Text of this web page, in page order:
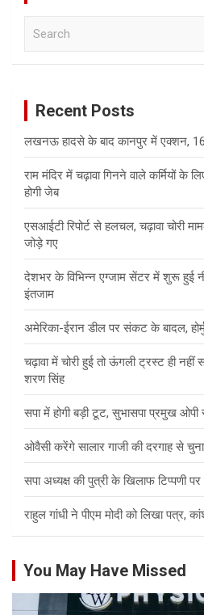
Recent Posts
लखनऊ हादसे के बाद कानपुर में एक्शन,
राम मंदिर में चढ़ावा गिनने वाले कर्मियों के
होगी जेब
एसआईटी रिपोर्ट से हलचल, चढ़ावा चोरी
जोड़े गए
देशभर के विभिन्न एग्जाम सेंटर में शुरू हुई
इंतजाम
अमेरिका-ईरान डील पर संकट के बादल,
चढ़ावा में चोरी हुई तो ऊंगली ट्रस्ट ही
शरण सिंह
सपा में होगी बड़ी टूट, सुभासपा प्रमुख ओपी
ओवैसी करेंगे सालार गाजी की दरगाह से
सपा अध्यक्ष की पुत्री के खिलाफ टिप्पणी
राहुल गांधी ने पीएम मोदी को लिखा पत्र,
You May Have Missed